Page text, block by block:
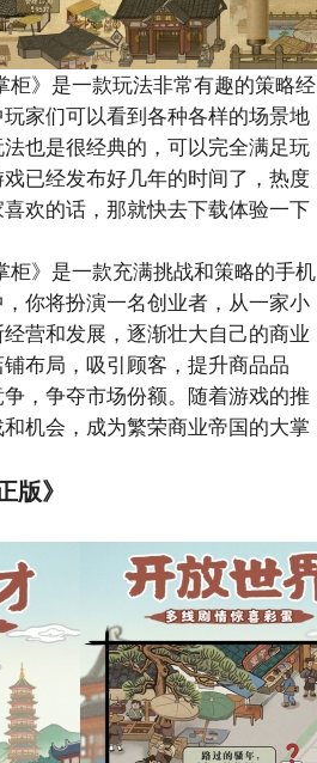
柜》是一款玩法非常有趣的策略经
家们可以看到各种各样的场景地
也是很经典的，可以完全满足玩
已经发布好几年的时间了，热度
欢的话，那就快去下载体验一下
柜》是一款充满挑战和策略的手机
你将扮演一名创业者，从一家小
营和发展，逐渐壮大自己的商业
布局，吸引顾客，提升商品品
，争夺市场份额。随着游戏的推
机会，成为繁荣商业帝国的大掌
版》